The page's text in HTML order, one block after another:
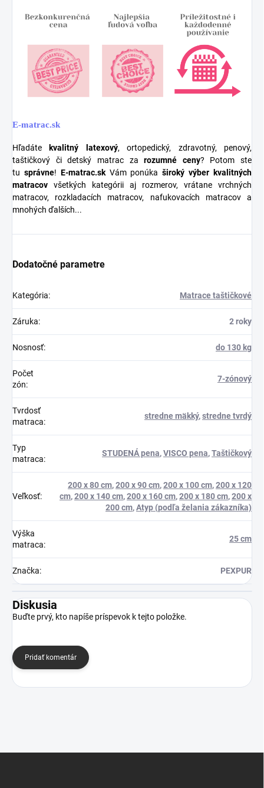
E-matrac.sk
Hľadáte kvalitný latexový, ortopedický, zdravotný, penový,
taštičkový či detský matrac zarozumné ceny? Potom ste
tu správne! E-matrac.skVám ponúka široký výber kvalitných
matracov všetkých kategórii aj rozmerov, vrátane vrchných
matracov, rozkladacích matracov, nafukovacích matracov a
mnohých ďalších...
Dodatočné parametre
Kategória: Matrace taštičkové
Záruka: 2 roky
Nosnosť: do 130 kg
Počet
zón:
7-zónový
Tvrdosť
matraca:
stredne mäkký,stredne tvrdý
Typ
matraca:
STUDENÁ pena,VISCO pena,Taštičkový
Veľkosť:
200 x 80 cm,200 x 90 cm,200 x 100 cm,200 x 120
cm,200 x 140 cm,200 x 160 cm,200 x 180 cm,200 x
200 cm,Atyp (podľa želania zákazníka)
Výška
matraca:
25 cm
Značka: PEXPUR
Diskusia
Buďte prvý, kto napíše príspevok k tejto položke.
Pridať komentár